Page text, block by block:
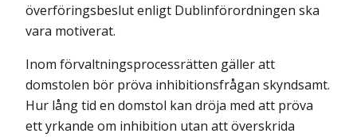
överföringsbeslut enligt Dublinförordningen ska
vara motiverat.
Inom förvaltningsprocessrätten gäller att
domstolen bör pröva inhibitionsfrågan skyndsamt.
Hur lång tid en domstol kan dröja med att pröva
ett yrkande om inhibition utan att överskrida